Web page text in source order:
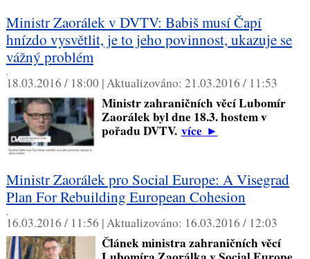
Ministr Zaorálek v DVTV: Babiš musí Čapí
hnízdo vysvětlit, je to jeho povinnost, ukazuje se
vážný problém
,
18.03.2016 / 18:00 |Aktualizováno: 21.03.2016 / 11:53
Ministr zahraničních věcí Lubomír
Zaorálek byl dne 18.3. hostem v
pořadu DVTV. více►
Ministr Zaorálek pro Social Europe: A Visegrad
Plan For Rebuilding European Cohesion
,
16.03.2016 / 11:56 |Aktualizováno: 16.03.2016 / 12:03
Článek ministra zahraničních věcí